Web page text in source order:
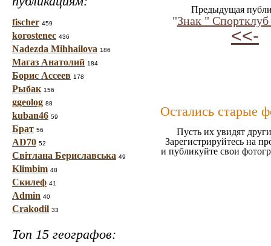
fischer 459
korostenec 436
Nadezda Mihhailova 186
Магаз Анатолий 184
Борис Ассеев 178
Рыбак 156
ggeolog 88
kuban46 59
Брат 56
AD70 52
Світлана Бериславська 49
Klimbim 48
Скилеф 41
Admin 40
Crakodil 33
Топ 15 географов:
Предыдущая
"Знак "
<<-
Остались старые
Пусть их увидят
Зарегистрируйтесь на
и публикуйте свои